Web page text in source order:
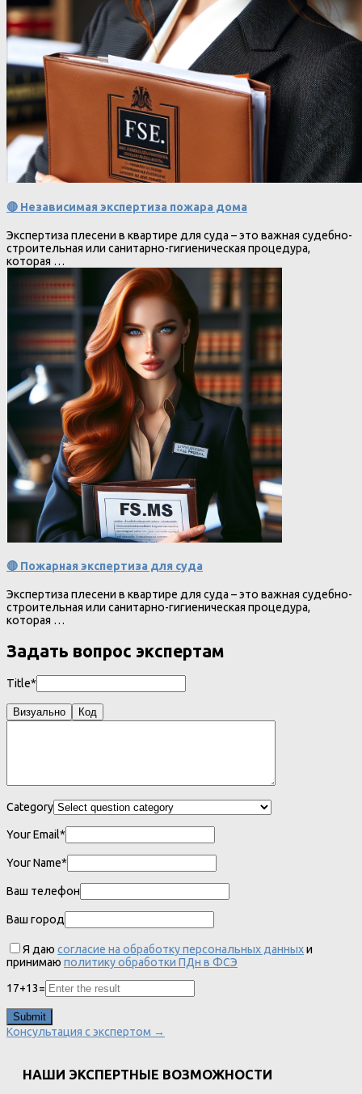
🔴 Независимая экспертиза пожара дома
Экспертиза плесени в квартире для суда – это важная судебно-
строительная или санитарно-гигиеническая процедура,
которая …
🔴 Пожарная экспертиза для суда
Экспертиза плесени в квартире для суда – это важная судебно-
строительная или санитарно-гигиеническая процедура,
которая …
Задать вопрос экспертам
Title*
Визуально Код
Category
Your Email*
Your Name*
Ваш телефон
Ваш город
Я даю согласие на обработку персональных данныхи
принимаю политику обработки ПДн в ФСЭ
17+13=
Консультация с экспертом →
НАШИ ЭКСПЕРТНЫЕ ВОЗМОЖНОСТИ